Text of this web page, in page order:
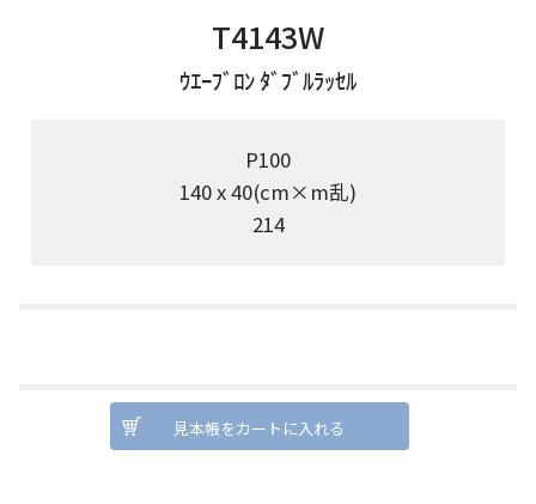
T4143W
ｳｴｰﾌﾞﾛﾝ ﾀﾞﾌﾞﾙﾗｯｾﾙ
P100
140 x 40(cm×m乱)
214
見本帳をカートに入れる